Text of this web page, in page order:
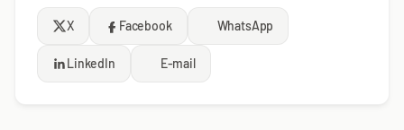
X Facebook WhatsApp
LinkedIn E-mail